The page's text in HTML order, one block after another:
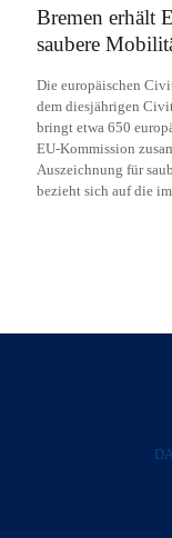
Bremen erhält
saubere
Die europäischen
dem diesjährigen
bringt etwa 650
EU-Kommission
Auszeichnung für
bezieht sich auf die